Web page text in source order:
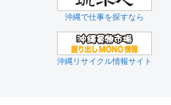
沖縄で仕事を探すなら
沖縄リサイクル情報サイト